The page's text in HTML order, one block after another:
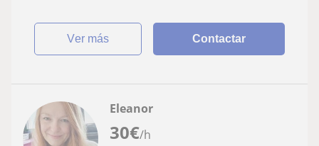
ver más Contactar
30€/h
Eleanor